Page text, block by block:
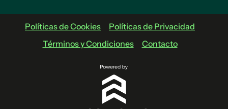
Políticas de Cookies
Políticas de Privacidad
Términos y Condiciones
Contacto